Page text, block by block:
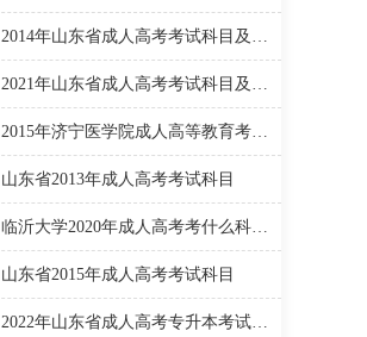
2014年山东省成人高考考试科目及考试时间
2021年山东省成人高考考试科目及考试时间
2015年济宁医学院成人高等教育考试科目
山东省2013年成人高考考试科目
临沂大学2020年成人高考考什么科目？
山东省2015年成人高考考试科目
2022年山东省成人高考专升本考试科目介绍